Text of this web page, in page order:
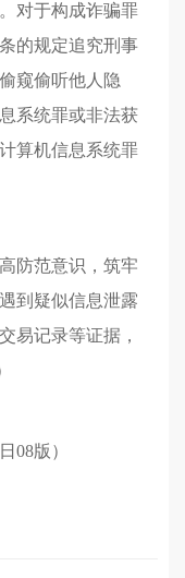
对于构成诈骗罪
的规定追究刑事
窥偷听他人隐
系统罪或非法获
算机信息系统罪
防范意识，筑牢
到疑似信息泄露
易记录等证据，
版）